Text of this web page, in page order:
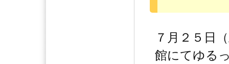
７月２５日
館にてゆる